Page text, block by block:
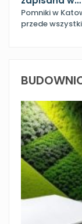
Pomniki w
przede